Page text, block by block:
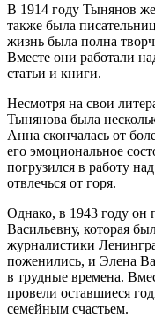
В 1914 году Тынянов
также была
жизнь была полна
Вместе они работали
статьи и книги.
Несмотря на свои
Тынянова была
Анна скончалась от
его эмоциональное
погрузился в работу
отвлечься от горя.
Однако, в 1943 году он
Васильевну, которая
журналистики
поженились, и Элена
в трудные времена.
провели оставшиеся
семейным счастьем.